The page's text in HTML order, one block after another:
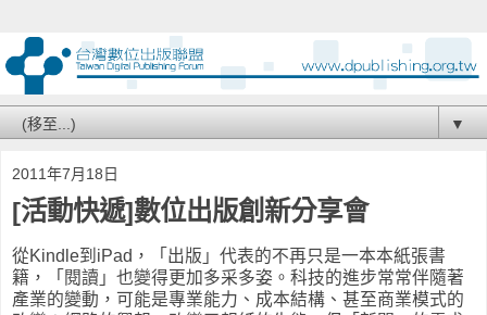
▼
2011年7月18日
[活動快遞]數位出版創新分享會
從Kindle到iPad，「出版」代表的不再只是一本本紙張書
籍，「閱讀」也變得更加多采多姿。科技的進步常常伴隨著
產業的變動，可能是專業能力、成本結構、甚至商業模式的